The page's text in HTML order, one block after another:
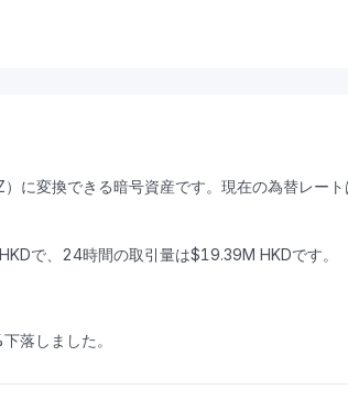
に変換できる暗号資産です。現在の為替レー
で、24時間の取引量は$19.39M HKDです。
落しました。